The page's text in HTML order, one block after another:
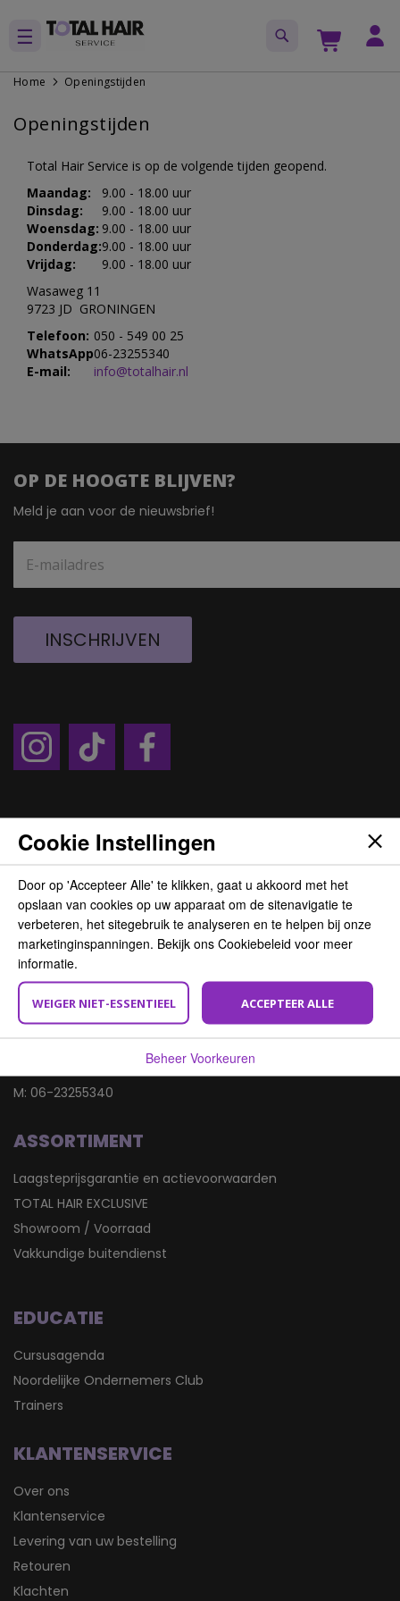
Home Openingstijden
Openingstijden
Total Hair Service is op de volgende tijden geopend.
Maandag:
9.00 - 18.00 uur
Dinsdag:
9.00 - 18.00 uur
Woensdag: 9.00 - 18.00 uur
Donderdag:9.00 - 18.00 uur
Vrijdag:
9.00 - 18.00 uur
Wasaweg 11
9723 JD GRONINGEN
Telefoon: 050 - 549 00 25
WhatsApp06-23255340
E-mail:
info@totalhair.nl
OP DE HOOGTE BLIJVEN?
Meld je aan voor de nieuwsbrief!
INSCHRIJVEN
BEZOEK ONS
Total Hair Service BV
Wasaweg 11
9723 JD Groningen
VRAGEN? STEL ZE GERUST!
E:info@totalhair.nl
M: 06-23255340
ASSORTIMENT
Laagsteprijsgarantie en actievoorwaarden
TOTAL HAIR EXCLUSIVE
Showroom / Voorraad
Vakkundige buitendienst
EDUCATIE
Cursusagenda
Noordelijke Ondernemers Club
Trainers
KLANTENSERVICE
Over ons
Klantenservice
Levering van uw bestelling
Retouren
Klachten
Cookie Instellingen
Door op 'Accepteer Alle' te klikken, gaat u akkoord met het
opslaan van cookies op uw apparaat om de sitenavigatie te
verbeteren, het sitegebruik te analyseren en te helpen bij onze
marketinginspanningen. Bekijk ons Cookiebeleid voor meer
informatie.
WEIGER NIET-ESSENTIEEL ACCEPTEER ALLE
Beheer Voorkeuren